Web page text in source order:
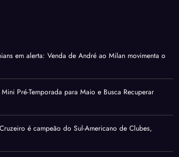
em alerta: Venda de André ao Milan movimenta o
Pré-Temporada para Maio e Busca Recuperar
é campeão do Sul-Americano de Clubes,